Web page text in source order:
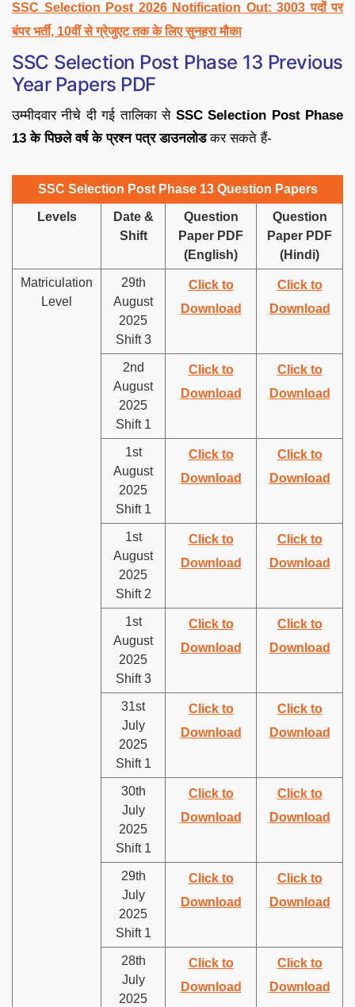
SSC Selection Post 2026 Notification Out: 3003 पदों पर
बंपर भर्ती, 10वीं से ग्रेजुएट तक के लिए सुनहरा मौका
SSC Selection Post Phase 13 Previous
Year Papers PDF
उम्मीदवार नीचे दी गई तालिका सेSSC Selection Post Phase
13 के पिछले वर्ष के प्रश्न पत्र डाउनलोडकर सकते हैं-
SSC Selection Post Phase 13 Question Papers
Levels
Date &
Shift
Question
Paper PDF
(English)
Question
Paper PDF
(Hindi)
Matriculation
Level
29th
August
2025
Shift 3
Click to
Download
Click to
Download
2nd
August
2025
Shift 1
Click to
Download
Click to
Download
1st
August
2025
Shift 1
Click to
Download
Click to
Download
1st
August
2025
Shift 2
Click to
Download
Click to
Download
1st
August
2025
Shift 3
Click to
Download
Click to
Download
31st
July
2025
Shift 1
Click to
Download
Click to
Download
30th
July
2025
Shift 1
Click to
Download
Click to
Download
29th
July
2025
Shift 1
Click to
Download
Click to
Download
28th
July
2025
Click to
Download
Click to
Download